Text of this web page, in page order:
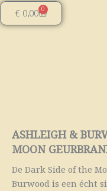
€ 0,00 0
Winkelwagen
ASHLEIGH &
MOON
De Dark Side of the
Burwood is een écht